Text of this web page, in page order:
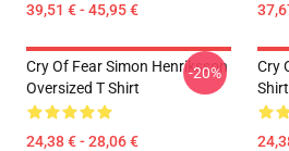
39,51 € - 45,95 €
Cry Of Fear Simon Henriksson
Oversized T Shirt
24,38 € - 28,06 €
-20%
Cry
Shirt